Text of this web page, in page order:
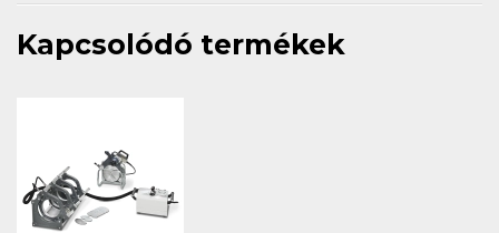
Kapcsolódó termékek